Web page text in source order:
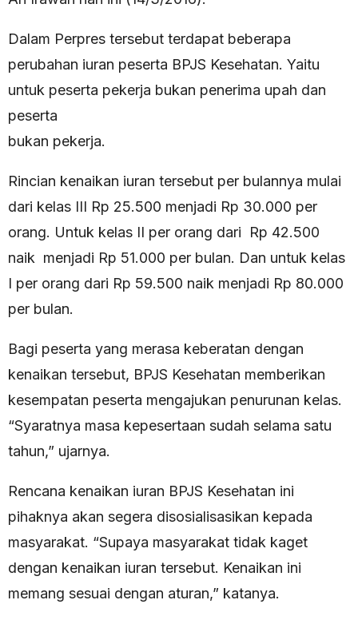
Dalam Perpres tersebut terdapat beberapa
perubahan iuran peserta BPJS Kesehatan. Yaitu
untuk peserta pekerja bukan penerima upah dan
peserta
bukan pekerja.
Rincian kenaikan iuran tersebut per bulannya mulai
dari kelas III Rp 25.500 menjadi Rp 30.000 per
orang. Untuk kelas II per orang dari Rp 42.500
naik menjadi Rp 51.000 per bulan. Dan untuk kelas
I per orang dari Rp 59.500 naik menjadi Rp 80.000
per bulan.
Bagi peserta yang merasa keberatan dengan
kenaikan tersebut, BPJS Kesehatan memberikan
kesempatan peserta mengajukan penurunan kelas.
“Syaratnya masa kepesertaan sudah selama satu
tahun,” ujarnya.
Rencana kenaikan iuran BPJS Kesehatan ini
pihaknya akan segera disosialisasikan kepada
masyarakat. “Supaya masyarakat tidak kaget
dengan kenaikan iuran tersebut. Kenaikan ini
memang sesuai dengan aturan,” katanya.